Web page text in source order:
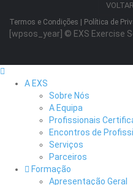
Termos e Condições Política de
[wpsos_year] © EXS Exercise
A EXS
Sobre Nós
A Equipa
Profissionais
Encontros de
Serviços
Parceiros
Formação
Apresentação Geral